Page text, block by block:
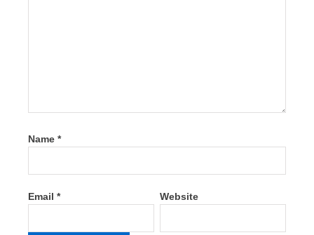
Name *
Email * Website